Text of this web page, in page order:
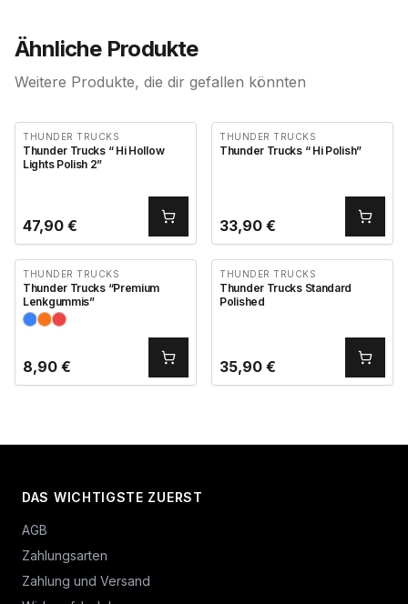
Ähnliche Produkte
Weitere Produkte, die dir gefallen könnten
THUNDER TRUCKS
Thunder Trucks “ Hi Hollow
Lights Polish 2”
47,90 €
THUNDER TRUCKS
Thunder Trucks “ Hi Polish”
33,90 €
THUNDER TRUCKS
Thunder Trucks “Premium
Lenkgummis”
8,90 €
THUNDER TRUCKS
Thunder Trucks Standard
Polished
35,90 €
DAS WICHTIGSTE ZUERST
AGB
Zahlungsarten
Zahlung und Versand